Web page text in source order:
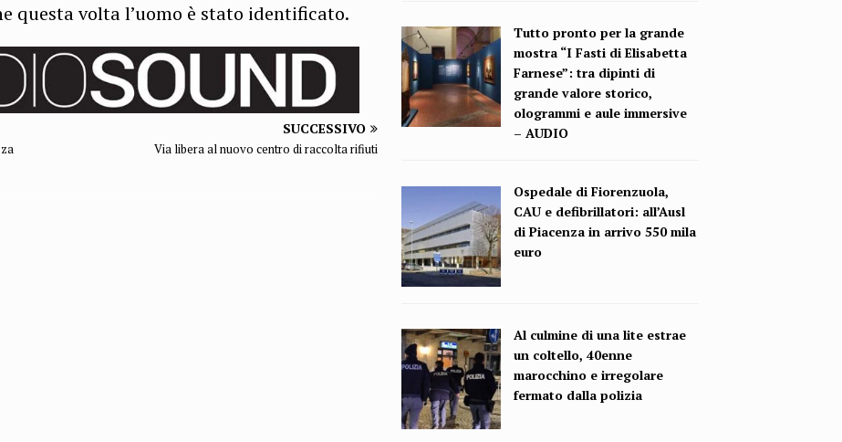
questa volta l’uomo è stato identificato.
SUCCESSIVO
Via libera al nuovo centro di raccolta rifiuti
Tutto pronto per la grande
mostra “I Fasti di Elisabetta
Farnese”: tra dipinti di
grande valore storico,
ologrammi e aule immersive
– AUDIO
Ospedale di Fiorenzuola,
CAU e defibrillatori: all’Ausl
di Piacenza in arrivo 550 mila
euro
Al culmine di una lite estrae
un coltello, 40enne
marocchino e irregolare
fermato dalla polizia